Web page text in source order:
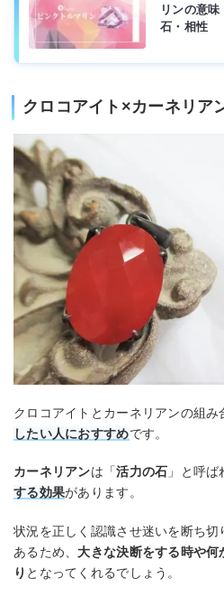
リンの意
石・相性
クロコアイト×カーネリア
クロコアイトとカーネリアンの組み
したい人におすすめです。
カーネリアンは「活力の石 」と呼ば
する効果があります。
状況を正しく認識させ迷いを断ち
あるため、 大きな決断をする時や
り となってくれるでしょう。